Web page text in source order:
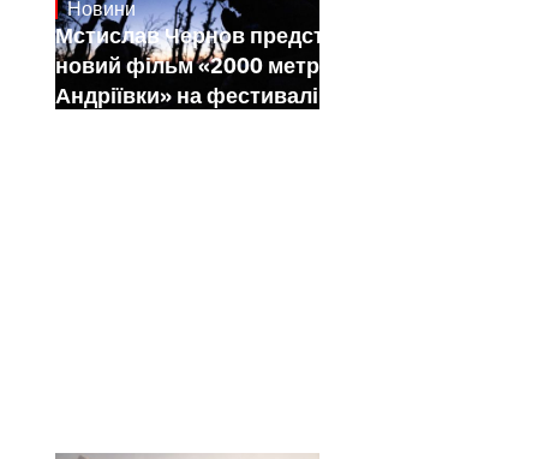
Новини
Мстислав Чернов представить свій
новий фільм «2000 метрів до
Андріївки» на фестивалі Sundance